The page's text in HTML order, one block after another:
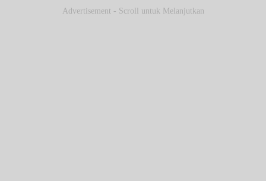
Advertisement - Scroll untuk Melanjutkan